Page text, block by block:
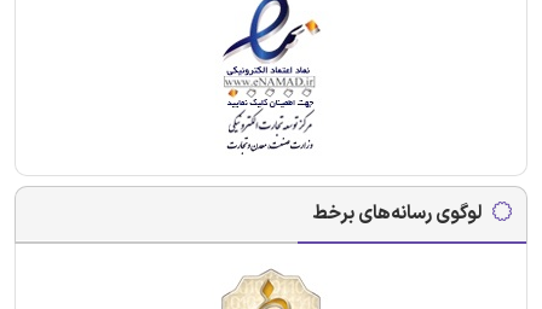
لوگوی رسانه‌های برخط